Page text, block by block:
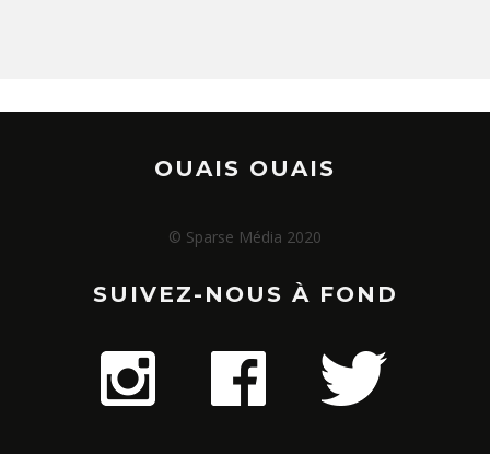
OUAIS OUAIS
© Sparse Média 2020
SUIVEZ-NOUS À FOND